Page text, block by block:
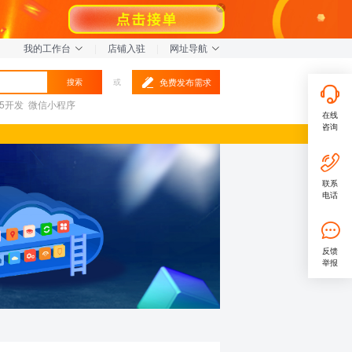
我的工作台 店铺入驻 网址导航
搜索
开发 微信小程序
或 免费发布需求
在线
咨询
联系
电话
反馈
举报